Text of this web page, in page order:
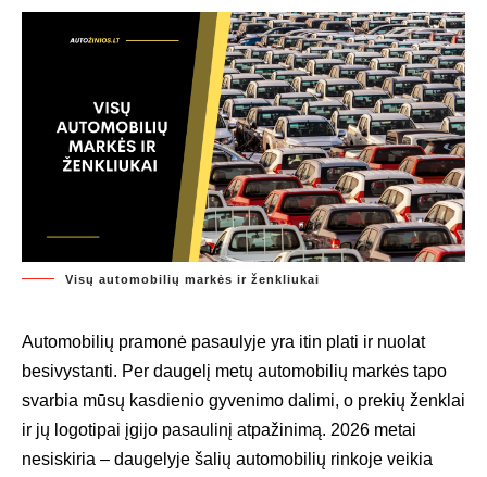
Visų automobilių markės ir ženkliukai
Automobilių pramonė pasaulyje yra itin plati ir nuolat
besivystanti. Per daugelį metų automobilių markės tapo
svarbia mūsų kasdienio gyvenimo dalimi, o prekių ženklai
ir jų logotipai įgijo pasaulinį atpažinimą. 2026 metai
nesiskiria – daugelyje šalių automobilių rinkoje veikia